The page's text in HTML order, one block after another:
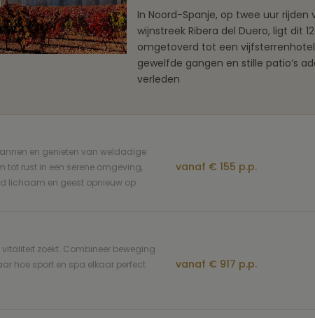
In Noord-Spanje, op twee uur
wijnstreek Ribera del Duero, ligt dit
omgetoverd tot een
gewelfde gangen en stille patio’s
verleden
en genieten van weldadige
tot rust in een serene omgeving,
lichaam en geest opnieuw op.
vanaf € 155 p.p.
zoekt. Combineer beweging
hoe sport en spa elkaar perfect
vanaf € 917 p.p.